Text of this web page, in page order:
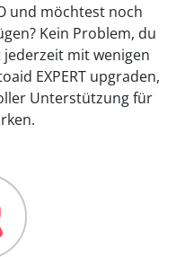
und möchtest noch
Kein Problem, du
mit wenigen
EXPERT upgraden,
Unterstützung für